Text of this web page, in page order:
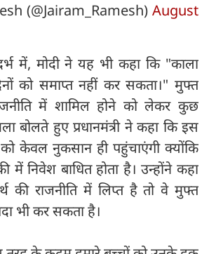
(@Jairam_Ramesh) August
में, मोदी ने यह भी कहा कि "काला
को समाप्त नहीं कर सकता।" मुफ्त
में शामिल होने को लेकर कुछ
बोलते हुए प्रधानमंत्री ने कहा कि इस
को केवल नुकसान ही पहुंचाएंगी क्योंकि
में निवेश बाधित होता है। उन्होंने कहा
की राजनीति में लिप्त है तो वे मुफ्त
भी कर सकता है।